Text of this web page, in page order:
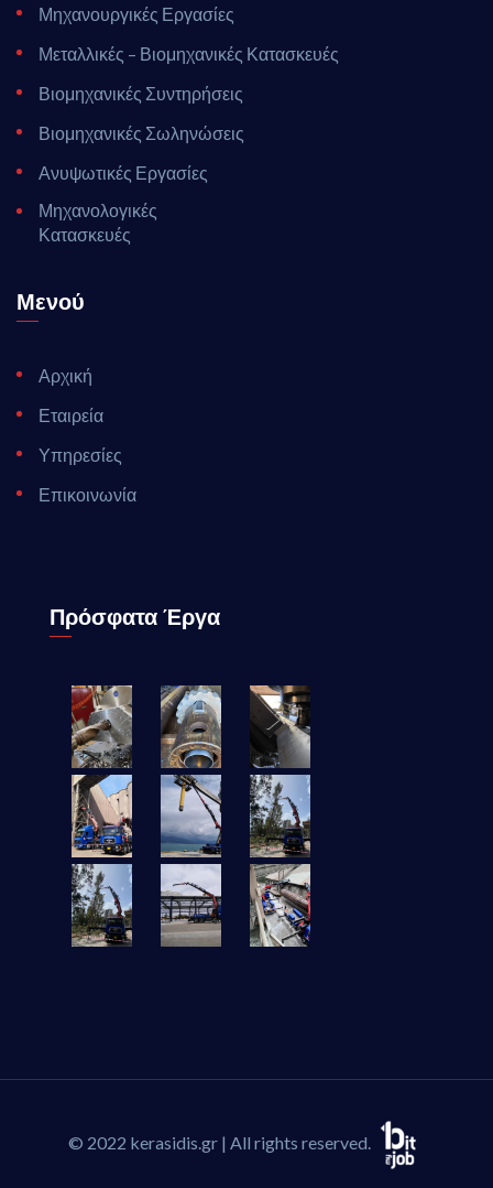
Μηχανουργικές Εργασίες
Μεταλλικές – Βιομηχανικές Κατασκευές
Βιομηχανικές Συντηρήσεις
Βιομηχανικές Σωληνώσεις
Ανυψωτικές Εργασίες
Μηχανολογικές
Κατασκευές
Μενού
Αρχική
Εταιρεία
Υπηρεσίες
Επικοινωνία
Πρόσφατα Έργα
© 2022 kerasidis.gr | All rights reserved.